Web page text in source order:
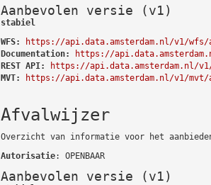
Aanbevolen versie (v1)
stabiel
WFS:
https://api.data.amsterdam.nl/v1/wfs/
Documentation:
https://
REST API:
https://api.data.amsterdam.nl/
MVT:
https://api.data.amsterdam.nl/v1/mvt/
Afvalwijzer
Overzicht van informatie voor het
Autorisatie: OPENBAAR
Aanbevolen versie (v1)